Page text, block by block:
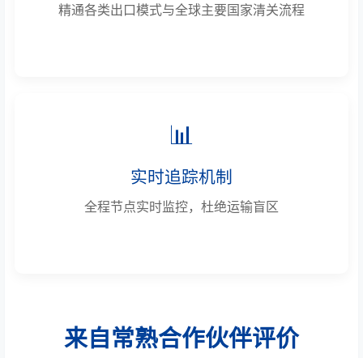
精通各类出口模式与全球主要国家清关流程
📊
实时追踪机制
全程节点实时监控，杜绝运输盲区
来自常熟合作伙伴评价